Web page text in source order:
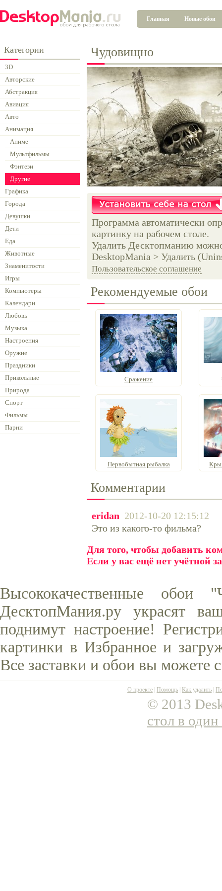
Главная Новые обои
Категории
3D
Авторские
Абстракция
Авиация
Авто
Анимация
Аниме
Мультфильмы
Фэнтези
Другие
Графика
Города
Девушки
Дети
Еда
Животные
Знаменитости
Игры
Компьютеры
Календари
Любовь
Музыка
Настроения
Оружие
Праздники
Прикольные
Природа
Спорт
Фильмы
Парни
Чудовищно
Программа автоматически
картинку на рабочем столе.
Удалить Десктопманию
DesktopMania > Удалить
Пользовательское соглашение
Рекомендуемые обои
Сражение
Первобытная рыбалка
Комментарии
eridan 2012-10-20 12:15:12
Это из какого-то фильма?
Для того, чтобы добавить
Если у вас ещё нет учётной
Высококачественные
ДесктопМания.ру украсят
поднимут настроение!
картинки в Избранное и
Все заставки и обои вы можете
О проекте Помощь Как удалить
© 2013
стол в